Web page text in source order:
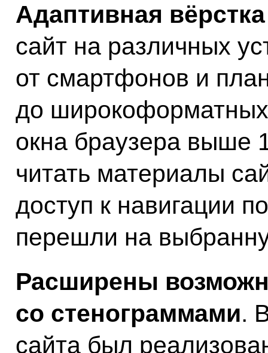
Адаптивная вёрстка
сайт на различных
от смартфонов и
до
окна браузера выше
читать материалы
доступ к навигации
перешли на
Расширены
со стенограммами.
сайта был